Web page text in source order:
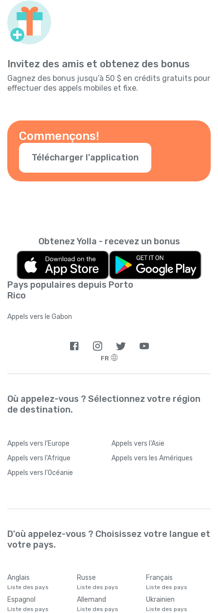
Invitez des amis et obtenez des bonus
Gagnez des bonus jusqu’à 50 $ en crédits gratuits pour
effectuer des appels mobiles et fixe.
Commençons!
Télécharger l'application
Pays populaires depuis Porto
Rico
Appels vers le Gabon
Obtenez Yolla - recevez un bonus
FR
Où appelez-vous ? Sélectionnez votre région
de destination.
Appels vers l’Europe Appels vers l’Asie
Appels vers l’Afrique Appels vers les Amériques
Appels vers l’Océanie
D'où appelez-vous ? Choisissez votre langue et
votre pays.
Anglais
Liste des pays
Russe
Liste des pays
Français
Liste des pays
Espagnol
Liste des pays
Allemand
Liste des pays
Ukrainien
Liste des pays